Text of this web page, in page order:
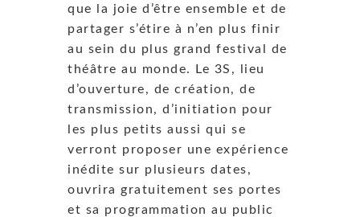
que la joie d’être ensemble et de
partager s’étire à n’en plus finir
au sein du plus grand festival de
théâtre au monde. Le 3S, lieu
d’ouverture, de création, de
transmission, d’initiation pour
les plus petits aussi qui se
verront proposer une expérience
inédite sur plusieurs dates,
ouvrira gratuitement ses portes
et sa programmation au public